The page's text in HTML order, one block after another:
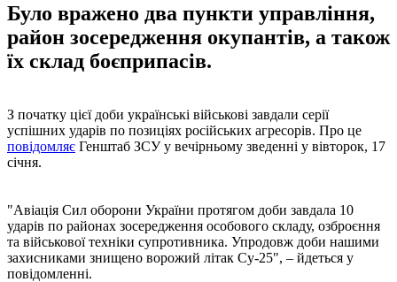
Було вражено два пункти управління,
район зосередження окупантів, а також
їх склад боєприпасів.
З початку цієї доби українські військові завдали серії
успішних ударів по позиціях російських агресорів. Про це
повідомляє Генштаб ЗСУ у вечірньому зведенні у вівторок, 17
січня.
"Авіація Сил оборони України протягом доби завдала 10
ударів по районах зосередження особового складу, озброєння
та військової техніки супротивника. Упродовж доби нашими
захисниками знищено ворожий літак Су-25", – йдеться у
повідомленні.